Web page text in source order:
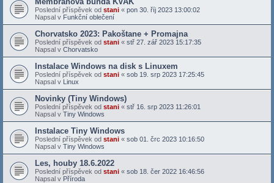
Poslední příspěvek od stani « pon 30. říj 2023 13:00:02
Napsal v Funkční oblečení
Chorvatsko 2023: Pakoštane + Promajna
Poslední příspěvek od stani « stř 27. zář 2023 15:17:35
Napsal v Chorvatsko
Instalace Windows na disk s Linuxem
Poslední příspěvek od stani « sob 19. srp 2023 17:25:45
Napsal v Linux
Novinky (Tiny Windows)
Poslední příspěvek od stani « stř 16. srp 2023 11:26:01
Napsal v Tiny Windows
Instalace Tiny Windows
Poslední příspěvek od stani « sob 01. črc 2023 10:16:50
Napsal v Tiny Windows
Les, houby 18.6.2022
Poslední příspěvek od stani « sob 18. čer 2022 16:46:56
Napsal v Příroda